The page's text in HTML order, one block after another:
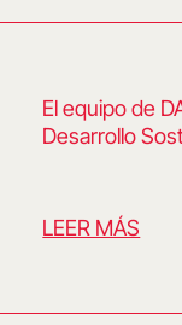
El equipo de
Desarrollo
LEER MÁS